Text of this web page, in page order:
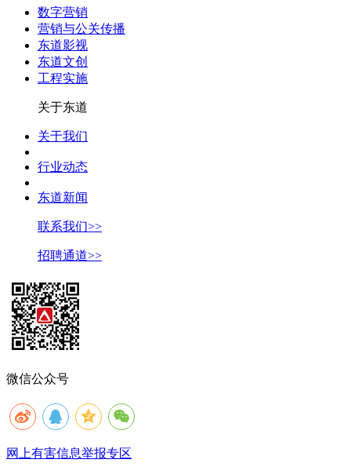
数字营销
营销与公关传播
东道影视
东道文创
工程实施
关于东道
关于我们
行业动态
东道新闻
联系我们>>
招聘通道>>
微信公众号
网上有害信息举报专区